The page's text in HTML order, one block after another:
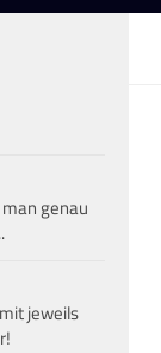
genau
jeweils